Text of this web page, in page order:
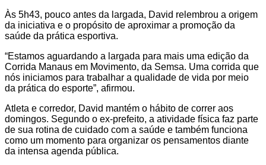
Às 5h43, pouco antes da largada, David relembrou a origem
da iniciativa e o propósito de aproximar a promoção da
saúde da prática esportiva.
“Estamos aguardando a largada para mais uma edição da
Corrida Manaus em Movimento, da Semsa. Uma corrida que
nós iniciamos para trabalhar a qualidade de vida por meio
da prática do esporte”, afirmou.
Atleta e corredor, David mantém o hábito de correr aos
domingos. Segundo o ex-prefeito, a atividade física faz parte
de sua rotina de cuidado com a saúde e também funciona
como um momento para organizar os pensamentos diante
da intensa agenda pública.